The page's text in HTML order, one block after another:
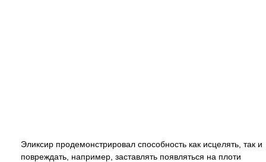
Эликсир продемонстрировал способность как исцелять, так и
повреждать, например, заставлять появляться на плоти